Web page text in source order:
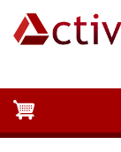
Pasar